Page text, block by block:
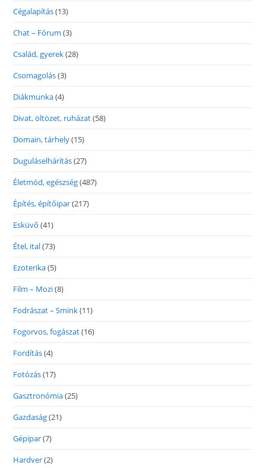
Cégalapítás(13)
Chat – Fórum (3)
Család, gyerek(28)
Csomagolás(3)
Diákmunka(4)
Divat, öltözet, ruházat(58)
Domain, tárhely(15)
Duguláselhárítás(27)
Életmód, egészség(487)
Építés, építőipar(217)
Esküvő (41)
Étel, ital(73)
Ezoterika(5)
Film – Mozi(8)
Fodrászat – Smink(11)
Fogorvos, fogászat(16)
Fordítás(4)
Fotózás(17)
Gasztronómia(25)
Gazdaság(21)
Gépipar(7)
Hardver(2)